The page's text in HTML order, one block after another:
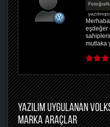
eşdeğer
mutlaka
YAZILIM UYGULANAN
MARKA ARAÇLAR